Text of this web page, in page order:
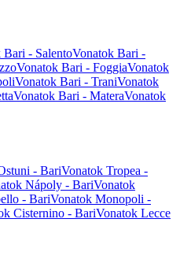
Bari - SalentoVonatok Bari -
Vonatok Bari - FoggiaVonatok
Vonatok Bari - TraniVonatok
Vonatok Bari - MateraVonatok
- BariVonatok Tropea -
Nápoly - BariVonatok
- BariVonatok Monopoli -
Cisternino - BariVonatok Lecce